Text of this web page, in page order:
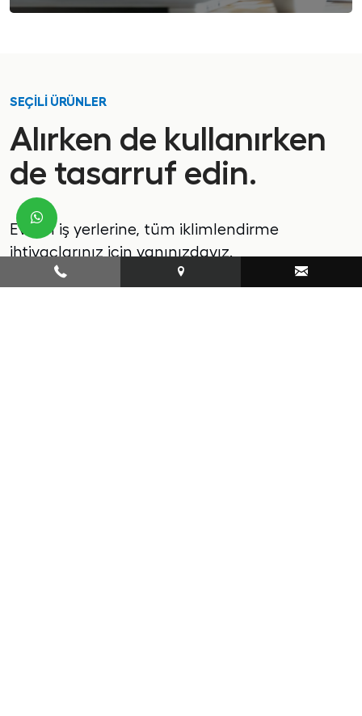
SEÇİLİ ÜRÜNLER
Alırken de kullanırken
de tasarruf edin.
Evden iş yerlerine, tüm iklimlendirme
ihtiyaçlarınız için yanınızdayız.